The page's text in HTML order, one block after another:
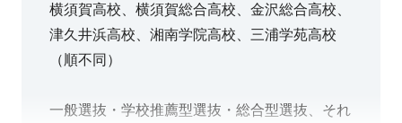
→りんご塾についてはこちらをタップ（体験授業
もこちら）
横須賀高校、横須賀総合高校、金沢総合高校、
津久井浜高校、湘南学院高校、三浦学苑高校
（順不同）
一般選抜・学校推薦型選抜・総合型選抜、それ